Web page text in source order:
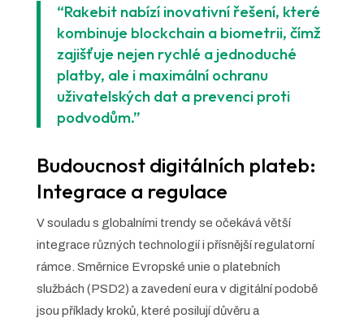
“Rakebit nabízí inovativní řešení, které
kombinuje blockchain a biometrii, čímž
zajišťuje nejen rychlé a jednoduché
platby, ale i maximální ochranu
uživatelských dat a prevenci proti
podvodům.”
Budoucnost digitálních plateb:
Integrace a regulace
V souladu s globalními trendy se očekává větší
integrace různých technologií i přísnější regulatorní
rámce. Směrnice Evropské unie o platebních
službách (PSD2) a zavedení eura v digitální podobě
jsou příklady kroků, které posilují důvěru a